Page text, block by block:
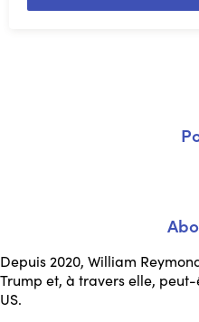
Depuis 2020, William
Trump et, à travers elle,
US.